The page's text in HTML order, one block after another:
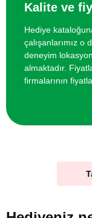
Kalite ve
Hediye
çalışanlarımız
deneyim
almaktadır.
firmalarının